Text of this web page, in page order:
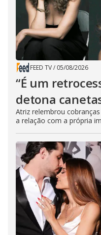
FEED TV/ 05/08/2026
“É um
detona
Atriz relembrou
a relação com a própria